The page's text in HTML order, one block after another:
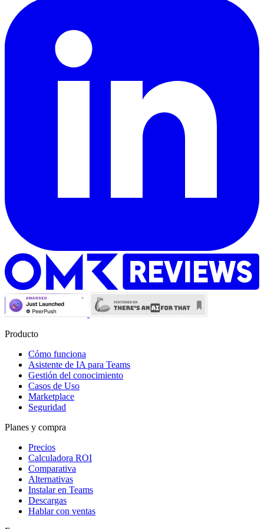
Producto
Cómo funciona
Asistente de IA para Teams
Gestión del conocimiento
Casos de Uso
Marketplace
Seguridad
Planes y compra
Precios
Calculadora ROI
Comparativa
Alternativas
Instalar en Teams
Descargas
Hablar con ventas